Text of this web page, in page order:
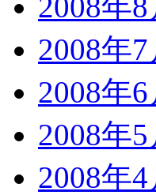
2008年7
2008年6
2008年5
2008年4